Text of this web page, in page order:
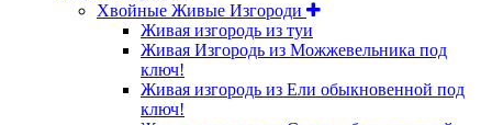
Хвойные Живые Изгороди
Живая изгородь из туи
Живая Изгородь из Можжевельника под
ключ!
Живая изгородь из Ели обыкновенной под
ключ!